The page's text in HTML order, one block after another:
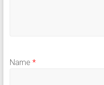
Name *